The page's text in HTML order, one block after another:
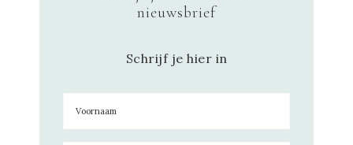
nieuwsbrief
Schrijf je hier in